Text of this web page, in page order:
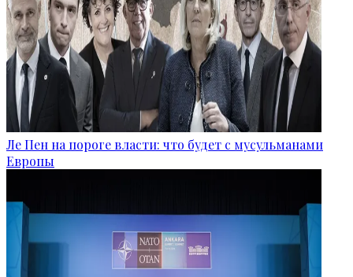
Ле Пен на пороге власти: что будет с мусульманами
Европы